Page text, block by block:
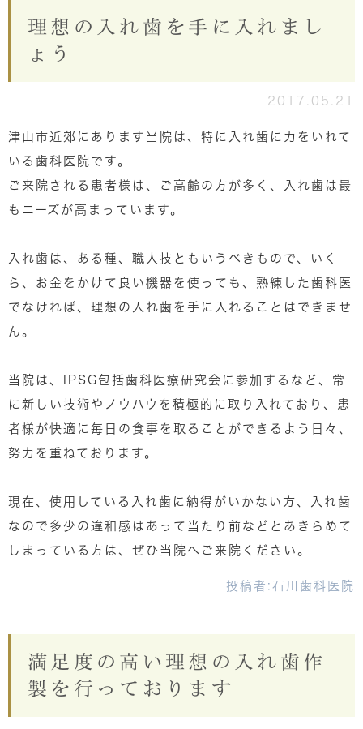
理想の入れ歯を手に入れまし
ょう
2017.05.21
津山市近郊にあります当院は、特に入れ歯に力をいれて
いる歯科医院です。
ご来院される患者様は、ご高齢の方が多く、入れ歯は最
もニーズが高まっています。
入れ歯は、ある種、職人技ともいうべきもので、いく
ら、お金をかけて良い機器を使っても、熟練した歯科医
でなければ、理想の入れ歯を手に入れることはできませ
ん。
当院は、IPSG包括歯科医療研究会に参加するなど、常
に新しい技術やノウハウを積極的に取り入れており、患
者様が快適に毎日の食事を取ることができるよう日々、
努力を重ねております。
現在、使用している入れ歯に納得がいかない方、入れ歯
なので多少の違和感はあって当たり前などとあきらめて
しまっている方は、ぜひ当院へご来院ください。
投稿者: 石川歯科医院
満足度の高い理想の入れ歯作
製を行っております